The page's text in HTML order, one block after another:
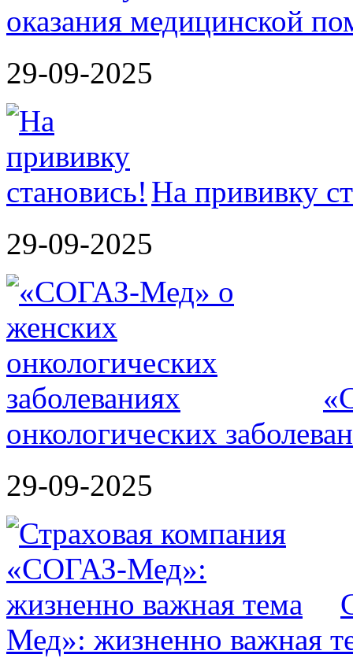
оказания медицинской
29-09-2025
На прививку
29-09-2025
онкологических
29-09-2025
Мед»: жизненно важная